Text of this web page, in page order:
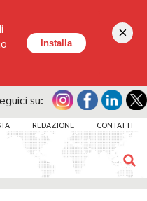
su:
REDAZIONE CONTATTI
Installa
×